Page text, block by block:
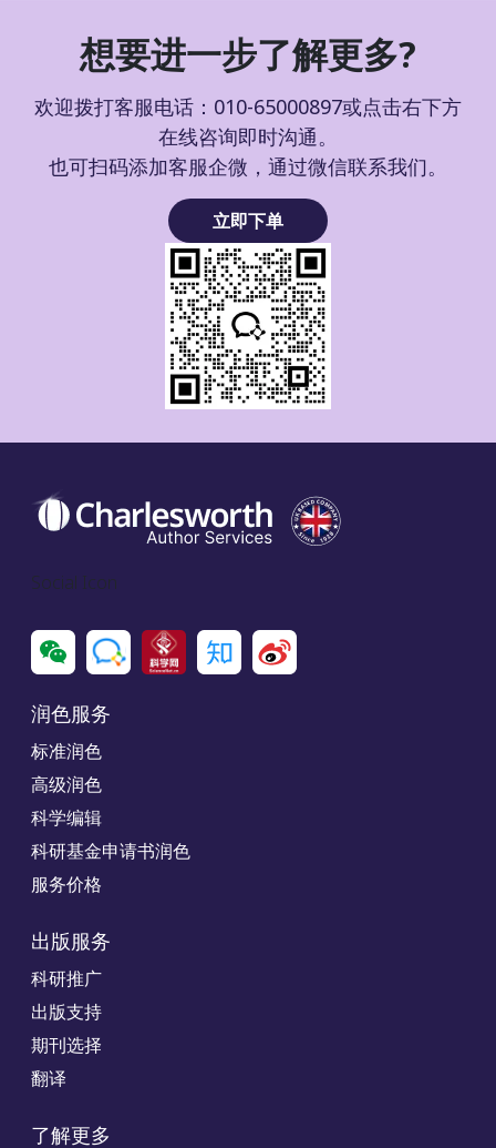
想要进一步了解更多?
欢迎拨打客服电话：010-65000897或点击右下方
在线咨询即时沟通。
也可扫码添加客服企微，通过微信联系我们。
立即下单
Social Icon
润色服务
标准润色
高级润色
科学编辑
科研基金申请书润色
服务价格
出版服务
科研推广
出版支持
期刊选择
翻译
了解更多